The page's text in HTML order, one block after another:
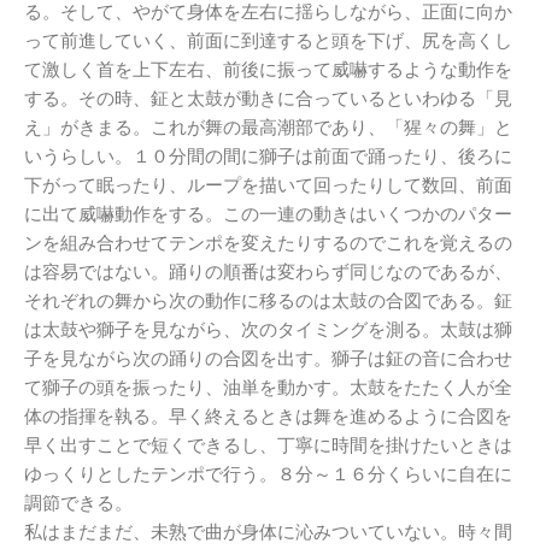
る。そして、やがて身体を左右に揺らしながら、正面に向か
って前進していく、前面に到達すると頭を下げ、尻を高くし
て激しく首を上下左右、前後に振って威嚇するような動作を
する。その時、鉦と太鼓が動きに合っているといわゆる「見
え」がきまる。これが舞の最高潮部であり、「猩々の舞」と
いうらしい。１０分間の間に獅子は前面で踊ったり、後ろに
下がって眠ったり、ループを描いて回ったりして数回、前面
に出て威嚇動作をする。この一連の動きはいくつかのパター
ンを組み合わせてテンポを変えたりするのでこれを覚えるの
は容易ではない。踊りの順番は変わらず同じなのであるが、
それぞれの舞から次の動作に移るのは太鼓の合図である。鉦
は太鼓や獅子を見ながら、次のタイミングを測る。太鼓は獅
子を見ながら次の踊りの合図を出す。獅子は鉦の音に合わせ
て獅子の頭を振ったり、油単を動かす。太鼓をたたく人が全
体の指揮を執る。早く終えるときは舞を進めるように合図を
早く出すことで短くできるし、丁寧に時間を掛けたいときは
ゆっくりとしたテンポで行う。８分～１６分くらいに自在に
調節できる。
私はまだまだ、未熟で曲が身体に沁みついていない。時々間